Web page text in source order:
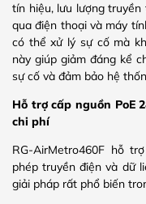
tín hiệu, lưu lượng
qua điện thoại và máy
có thể xử lý sự cố mà
này giúp giảm đáng kể
sự cố và đảm bảo hệ
Hỗ trợ cấp nguồn PoE
chi phí
RG-AirMetro460F hỗ
phép truyền điện và dữ
giải pháp rất phổ biến